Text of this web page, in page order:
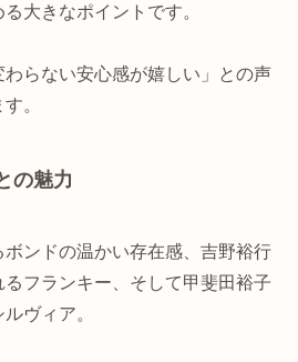
大きなポイントです。
らない安心感が嬉しい」との声
。
の魅力
ンドの温かい存在感、吉野裕行
フランキー、そして甲斐田裕子
ヴィア。